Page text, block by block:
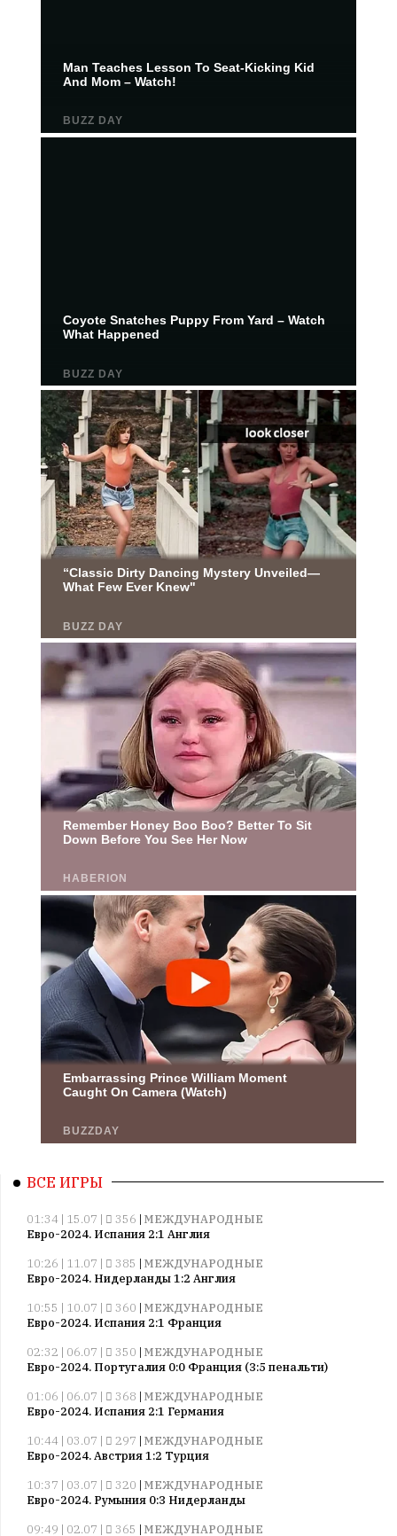
ВСЕ ИГРЫ
01:34 | 15.07 | 356 | МЕЖДУНАРОДНЫЕ
Евро-2024. Испания 2:1 Англия
10:26 | 11.07 |
385 | МЕЖДУНАРОДНЫЕ
Евро-2024. Нидерланды 1:2 Англия
10:55 | 10.07 |
360 | МЕЖДУНАРОДНЫЕ
Евро-2024. Испания 2:1 Франция
02:32 | 06.07 |
350 | МЕЖДУНАРОДНЫЕ
Евро-2024. Португалия 0:0 Франция (3:5 пенальти)
01:06 | 06.07 |
368 | МЕЖДУНАРОДНЫЕ
Евро-2024. Испания 2:1 Германия
10:44 | 03.07 |
297 | МЕЖДУНАРОДНЫЕ
Евро-2024. Австрия 1:2 Турция
10:37 | 03.07 |
320 | МЕЖДУНАРОДНЫЕ
Евро-2024. Румыния 0:3 Нидерланды
09:49 | 02.07 |
365 | МЕЖДУНАРОДНЫЕ